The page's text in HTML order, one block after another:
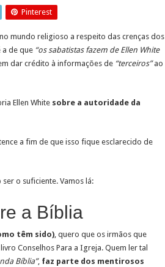
Pinterest
mundo religioso a respeito das crenças dos
a de que “os sabatistas fazem de Ellen White
dar crédito à informações de “terceiros”ao
Ellen White sobre a autoridade da
a fim de que isso fique esclarecido de
o suficiente. Vamos lá:
a Bíblia
têm sido), quero que os irmãos que
Conselhos Para a Igreja. Quem ler tal
Bíblia”, faz parte dos mentirosos